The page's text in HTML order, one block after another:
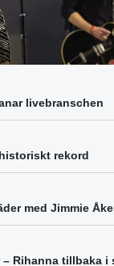
livebranschen
rekord
med Jimmie
Rihanna tillbaka i